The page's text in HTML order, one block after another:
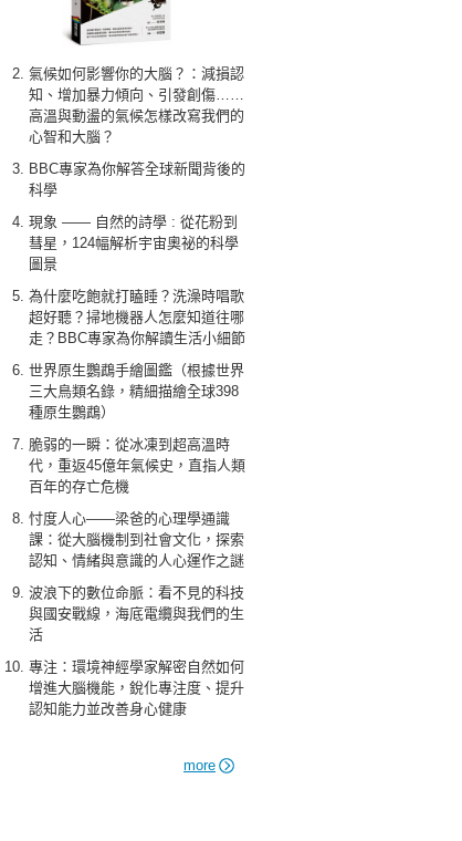
氣候如何影響你的大腦？：減損認
知、增加暴力傾向、引發創傷……
高溫與動盪的氣候怎樣改寫我們的
心智和大腦？
BBC專家為你解答全球新聞背後的
科學
現象 —— 自然的詩學 : 從花粉到
彗星，124幅解析宇宙奧祕的科學
圖景
為什麼吃飽就打瞌睡？洗澡時唱歌
超好聽？掃地機器人怎麼知道往哪
走？BBC專家為你解讀生活小細節
世界原生鸚鵡手繪圖鑑（根據世界
三大鳥類名錄，精細描繪全球398
種原生鸚鵡）
脆弱的一瞬：從冰凍到超高溫時
代，重返45億年氣候史，直指人類
百年的存亡危機
忖度人心——梁爸的心理學通識
課：從大腦機制到社會文化，探索
認知、情緒與意識的人心運作之謎
波浪下的數位命脈：看不見的科技
與國安戰線，海底電纜與我們的生
活
專注：環境神經學家解密自然如何
增進大腦機能，銳化專注度、提升
認知能力並改善身心健康
more